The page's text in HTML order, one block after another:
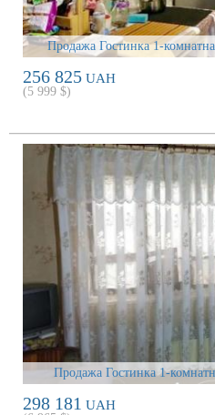
Продажа Гостинка 1-
256 825 UAH
(5 999 $)
Продажа Гостинка 1-
298 181 UAH